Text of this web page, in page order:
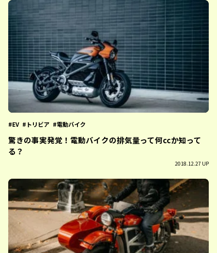
EV トリビア 電動バイク
驚きの事実発覚！電動バイクの排気量って何ccか知って
る？
2018.12.27 UP